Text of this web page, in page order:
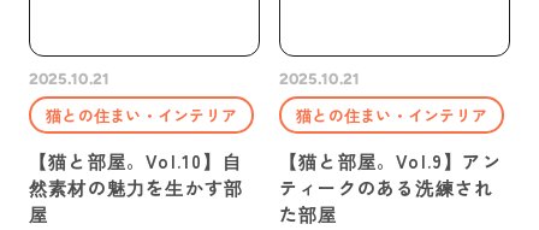
2025.10.21
猫との住まい・インテリア
【猫と部屋。Vol.10】自
然素材の魅力を生かす部
屋
2025.10.21
猫との住まい・インテリア
【猫と部屋。Vol.9】アン
ティークのある洗練され
た部屋